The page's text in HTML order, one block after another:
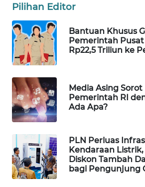
Pilihan Editor
Bantuan Khusus
Pemerintah
Rp22,5 Triliun ke
Media Asing
Pemerintah RI
Ada Apa?
PLN Perluas
Kendaraan
Diskon Tambah
bagi Pengunjung
UMKM
WAHANA
SELEB
PERSONA
WAHANA
OTOMOTIF
WAHANA
HEALTH
WAHANA